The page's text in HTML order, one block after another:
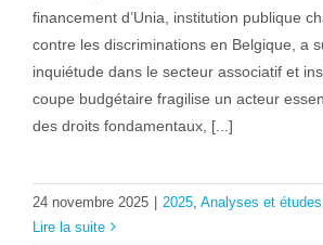
financement d’Unia, institution publique
contre les discriminations en Belgique, a
inquiétude dans le secteur associatif et
coupe budgétaire fragilise un acteur
des droits fondamentaux, [...]
24 novembre 2025 2025 Analyses et études
Lire la suite